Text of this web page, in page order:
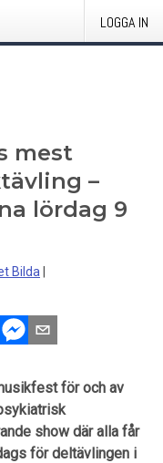
LOGGA IN
mest
–
lördag 9
Bilda
för och av
show där alla får
för deltävlingen i